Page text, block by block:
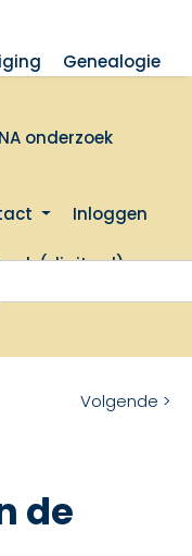
Genealogie
onderzoek
Inloggen
(digitaal)
Volgende >
de